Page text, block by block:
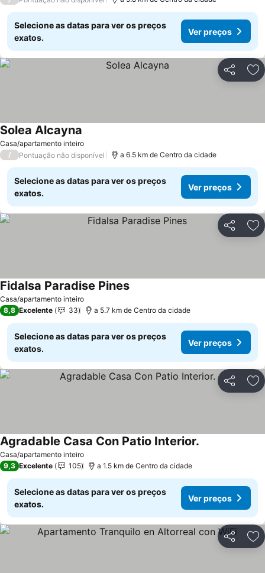
Selecione as datas para ver os preços
exatos.
Ver preços
Partilhar
Casa/apartamento inteiro
Solea Alcayna
/ Pontuação não disponível a 6.5 km de Centro da cidade
Selecione as datas para ver os preços
exatos.
Ver preços
Partilhar
Casa/apartamento inteiro
Fidalsa Paradise PinesVer preços
8,8 Excelente 33 a 5.7 km de Centro da cidade
Selecione as datas para ver os preços
exatos.
Ver preços
Partilhar
Casa/apartamento inteiro
Agradable Casa Con Patio Interior.
9,3 Excelente 105 a 1.5 km de Centro da cidade
Selecione as datas para ver os preços
exatos.
Ver preços
Partilhar